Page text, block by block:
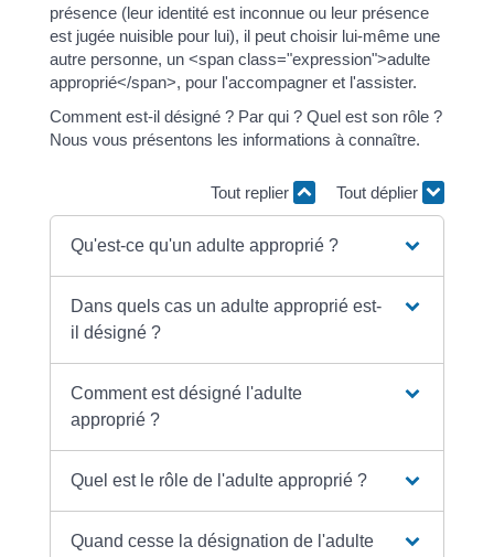
présence (leur identité est inconnue ou leur présence
est jugée nuisible pour lui), il peut choisir lui-même une
autre personne, un <span class="expression">adulte
approprié</span>, pour l'accompagner et l'assister.
Comment est-il désigné ? Par qui ? Quel est son rôle ?
Nous vous présentons les informations à connaître.
Tout replier Tout déplier
Qu'est-ce qu'un adulte approprié ?
Dans quels cas un adulte approprié est-
il désigné ?
Comment est désigné l'adulte
approprié ?
Quel est le rôle de l'adulte approprié ?
Quand cesse la désignation de l'adulte